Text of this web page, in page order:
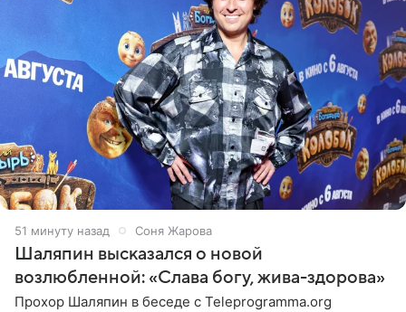
51 минуту назад Соня Жарова
Шаляпин высказался о новой
возлюбленной: «Слава богу, жива-здорова»
Прохор Шаляпин в беседе с Teleprogramma.org